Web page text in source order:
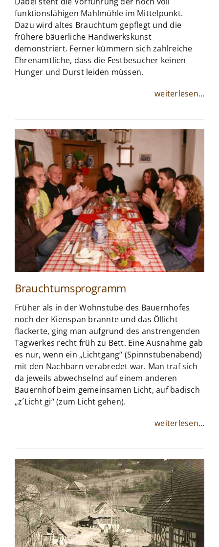
funktionsfähigen Mahlmühle im Mittelpunkt.
Dazu wird altes Brauchtum gepflegt und die
frühere bäuerliche Handwerkskunst
demonstriert. Ferner kümmern sich zahlreiche
Ehrenamtliche, dass die Festbesucher keinen
Hunger und Durst leiden müssen.
weiterlesen…
Brauchtumsprogramm
Früher als in der Wohnstube des Bauernhofes
noch der Kienspan brannte und das Öllicht
flackerte, ging man aufgrund des anstrengenden
Tagwerkes recht früh zu Bett. Eine Ausnahme gab
es nur, wenn ein „Lichtgang“ (Spinnstubenabend)
mit den Nachbarn verabredet war. Man traf sich
da jeweils abwechselnd auf einem anderen
Bauernhof beim gemeinsamen Licht, auf badisch
„z´Licht gi“ (zum Licht gehen).
weiterlesen…